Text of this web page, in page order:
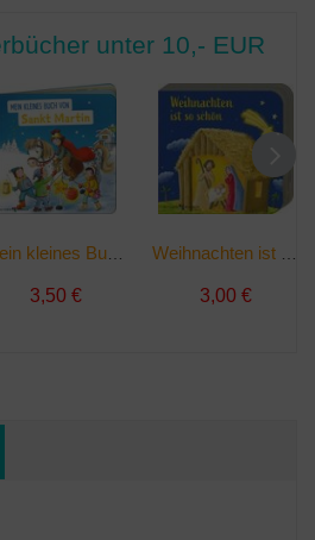
unter 10,- EUR
3,50 € 3,00 €